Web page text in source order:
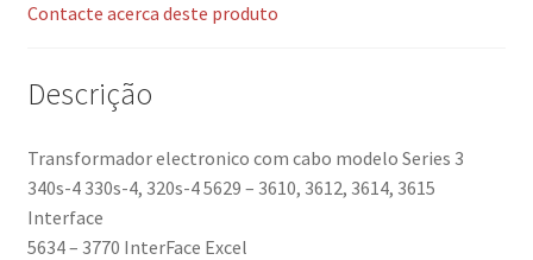
Contacte acerca deste produto
Descrição
Transformador electronico com cabo modelo Series 3
340s-4 330s-4, 320s-4 5629 – 3610, 3612, 3614, 3615
Interface
5634 – 3770 InterFace Excel